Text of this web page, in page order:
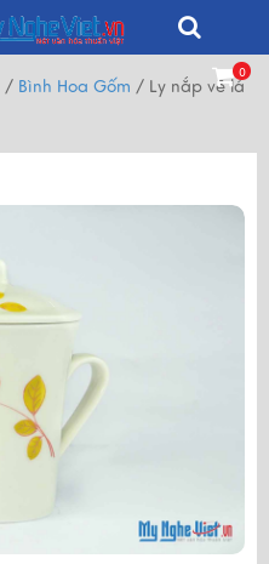
0
/ Bình Hoa Gốm / Ly nắp vẽ lá